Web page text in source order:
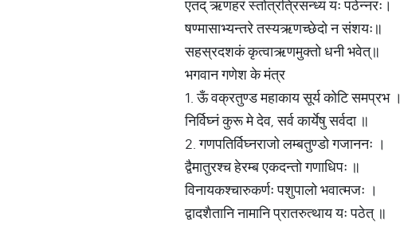
एतद् ऋणहरं स्तोत्रंत्रिसन्ध्यं यः पठेन्नरः।
षण्मासाभ्यन्तरे तस्यऋणच्छेदो न संशयः॥
सहस्रदशकं कृत्वाऋणमुक्तो धनी भवेत्॥
भगवान गणेश के मंत्र
1. ऊँ वक्रतुण्ड महाकाय सूर्य कोटि समप्रभ ।
निर्विघ्नं कुरू मे देव, सर्व कार्येषु सर्वदा ॥
2. गणपतिर्विघ्नराजो लम्बतुण्डो गजाननः ।
द्वैमातुरश्च हेरम्ब एकदन्तो गणाधिपः ॥
विनायकश्चारुकर्णः पशुपालो भवात्मजः ।
द्वादशैतानि नामानि प्रातरुत्थाय यः पठेत्‌ ॥